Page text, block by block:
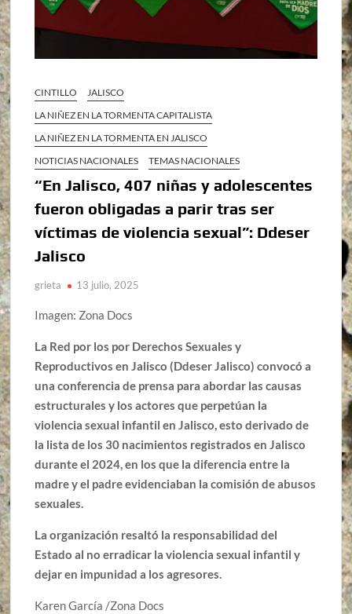
CINTILLO
JALISCO
LA NIÑEZ EN LA TORMENTA CAPITALISTA
LA NIÑEZ EN LA TORMENTA EN JALISCO
NOTICIAS NACIONALES
TEMAS NACIONALES
“En Jalisco, 407 niñas y adolescentes
fueron obligadas a parir tras ser
víctimas de violencia sexual”: Ddeser
Jalisco
grieta 13 julio, 2025
Imagen: Zona Docs
La Red por los por Derechos Sexuales y
Reproductivos en Jalisco (Ddeser Jalisco) convocó a
una conferencia de prensa para abordar las causas
estructurales y los actores que perpetúan la
violencia sexual infantil en Jalisco, esto derivado de
la lista de los 30 nacimientos registrados en Jalisco
durante el 2024, en los que la diferencia entre la
madre y el padre evidenciaban la comisión de abusos
sexuales.
La organización resaltó la responsabilidad del
Estado al no erradicar la violencia sexual infantil y
dejar en impunidad a los agresores.
Karen García /Zona Docs